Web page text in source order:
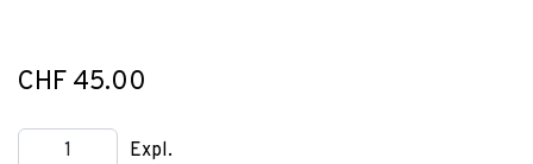
CHF 45.00
Expl.